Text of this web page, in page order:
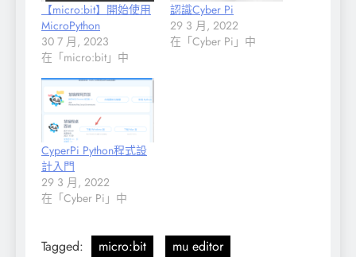
【micro:bit】開始使用
MicroPython
30 7 月, 2023
在「micro:bit」中
認識Cyber Pi
29 3 月, 2022
在「Cyber Pi」中
CyperPi Python程式設
計入門
29 3 月, 2022
在「Cyber Pi」中
Tagged: micro:bit mu editor